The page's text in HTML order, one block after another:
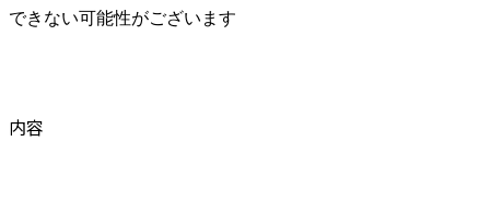
できない可能性がございます
内容